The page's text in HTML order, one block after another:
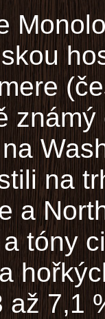
známý
na
a
tóny
až 7,1